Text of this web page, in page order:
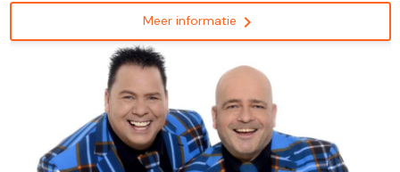
Meer informatie chevron_right